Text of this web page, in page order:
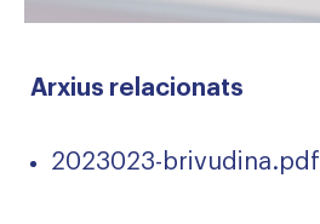
Arxius relacionats
2023023-brivudina.pdf